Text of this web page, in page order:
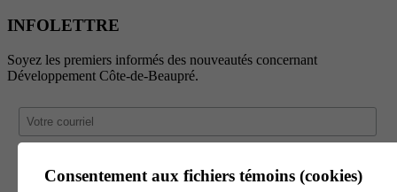
INFOLETTRE
Soyez les premiers informés des nouveautés concernant
Développement Côte-de-Beaupré.
Consentement aux fichiers témoins (cookies)